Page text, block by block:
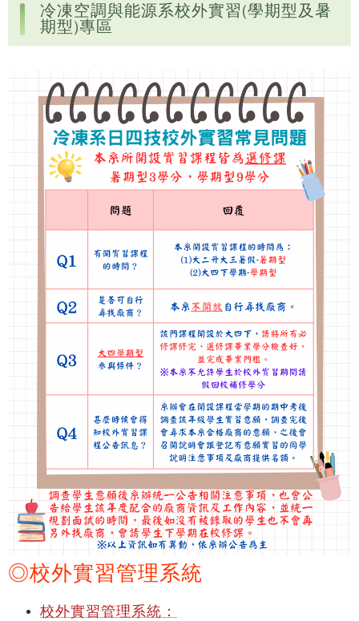
冷凍空調與能源系校外實習(學期型及暑
期型)專區
◎校外實習管理系統
校外實習管理系統：